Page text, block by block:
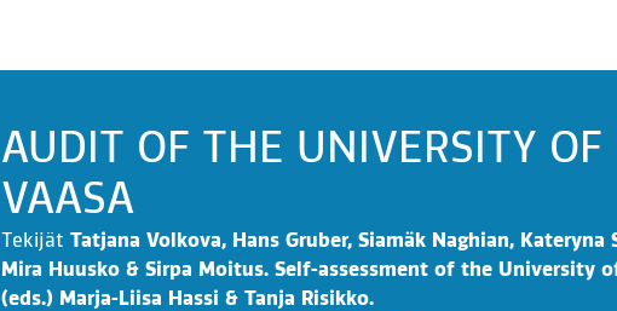
AUDIT OF THE UNIVERSITY OF
VAASA
Tekijät
Tatjana Volkova, Hans Gruber, Siamäk Naghian, Kateryna
Mira Huusko & Sirpa Moitus. Self-assessment of the University
(eds.) Marja-Liisa Hassi & Tanja Risikko.